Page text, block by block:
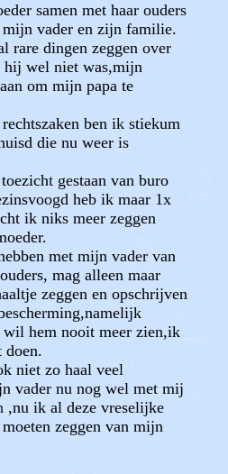
samen met haar ouders
vader en zijn familie.
rare dingen zeggen over
hij wel niet was,mijn
om mijn papa te
ben ik stiekum
die nu weer is
gestaan van buro
heb ik maar 1x
ik niks meer zeggen
met mijn vader van
mag alleen maar
zeggen en opschrijven
hem nooit meer zien,ik
doen.
niet zo haal veel
vader nu nog wel met mij
,nu ik al deze vreselijke
zeggen van mijn